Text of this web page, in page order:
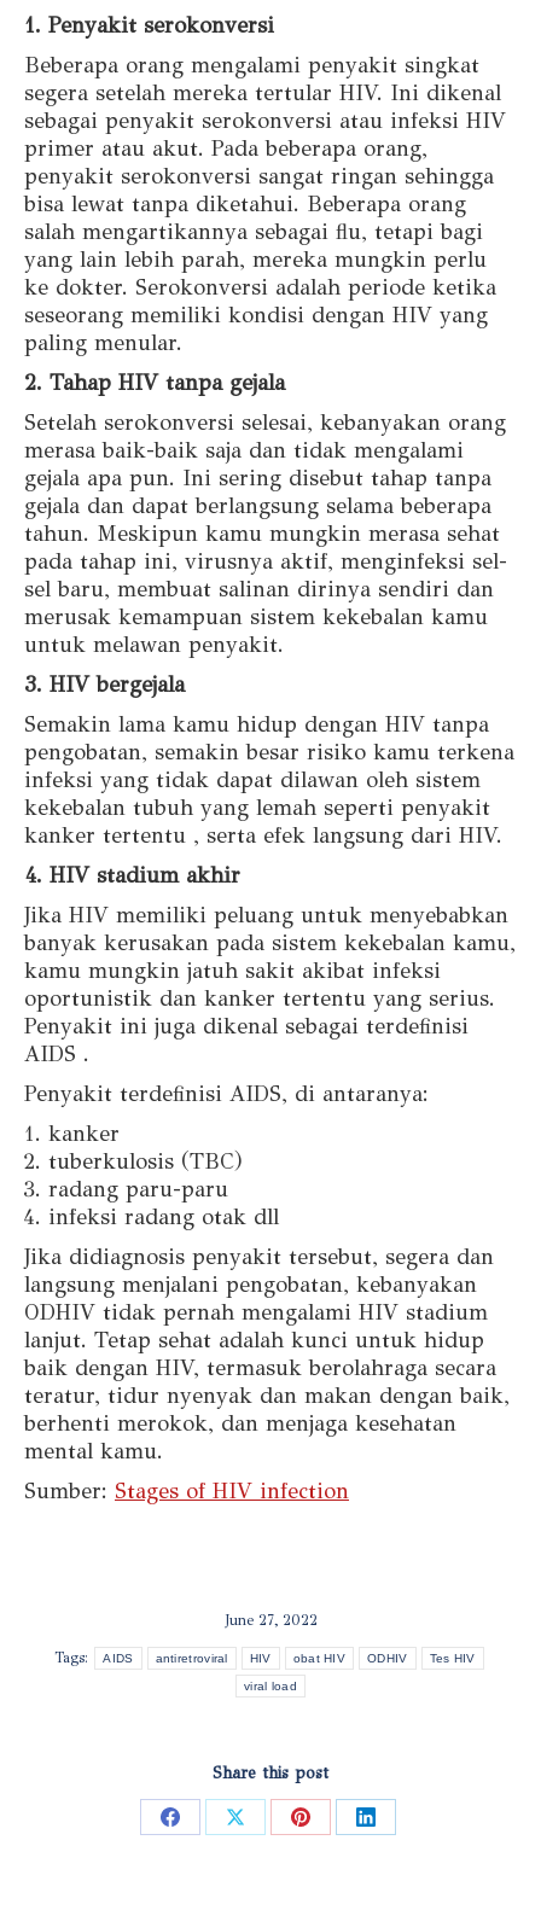
1. Penyakit serokonversi
Beberapa orang mengalami penyakit singkat
segera setelah mereka tertular HIV. Ini dikenal
sebagai penyakit serokonversi atau infeksi HIV
primer atau akut. Pada beberapa orang,
penyakit serokonversi sangat ringan sehingga
bisa lewat tanpa diketahui. Beberapa orang
salah mengartikannya sebagai flu, tetapi bagi
yang lain lebih parah, mereka mungkin perlu
ke dokter. Serokonversi adalah periode ketika
seseorang memiliki kondisi dengan HIV yang
paling menular.
2. Tahap HIV tanpa gejala
Setelah serokonversi selesai, kebanyakan orang
merasa baik-baik saja dan tidak mengalami
gejala apa pun. Ini sering disebut tahap tanpa
gejala dan dapat berlangsung selama beberapa
tahun. Meskipun kamu mungkin merasa sehat
pada tahap ini, virusnya aktif, menginfeksi sel-
sel baru, membuat salinan dirinya sendiri dan
merusak kemampuan sistem kekebalan kamu
untuk melawan penyakit.
3. HIV bergejala
Semakin lama kamu hidup dengan HIV tanpa
pengobatan, semakin besar risiko kamu terkena
infeksi yang tidak dapat dilawan oleh sistem
kekebalan tubuh yang lemah seperti penyakit
kanker tertentu , serta efek langsung dari HIV.
4. HIV stadium akhir
Jika HIV memiliki peluang untuk menyebabkan
banyak kerusakan pada sistem kekebalan kamu,
kamu mungkin jatuh sakit akibat infeksi
oportunistik dan kanker tertentu yang serius.
Penyakit ini juga dikenal sebagai terdefinisi
AIDS .
Penyakit terdefinisi AIDS, di antaranya:
kanker
tuberkulosis (TBC)
radang paru-paru
infeksi radang otak dll
Jika didiagnosis penyakit tersebut, segera dan
langsung menjalani pengobatan, kebanyakan
ODHIV tidak pernah mengalami HIV stadium
lanjut. Tetap sehat adalah kunci untuk hidup
baik dengan HIV, termasuk berolahraga secara
teratur, tidur nyenyak dan makan dengan baik,
berhenti merokok, dan menjaga kesehatan
mental kamu.
Sumber: Stages of HIV infection
June 27, 2022
Tags: AIDS antiretroviral HIV obat HIV ODHIV Tes HIV
viral load
Share this post
Share Share Share Share